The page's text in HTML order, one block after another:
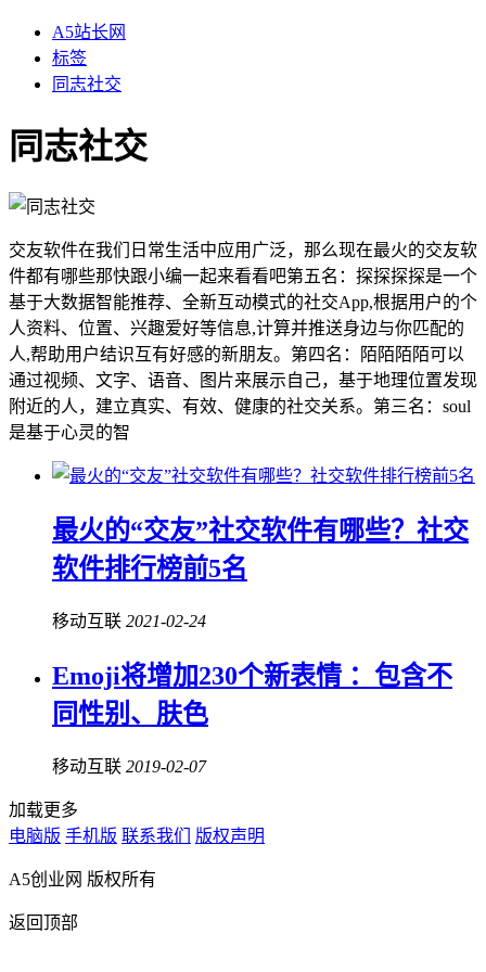
A5站长网
标签
同志社交
同志社交
交友软件在我们日常生活中应用广泛，那么现在最火的交友软
件都有哪些那快跟小编一起来看看吧第五名：探探探探是一个
基于大数据智能推荐、全新互动模式的社交App,根据用户的个
人资料、位置、兴趣爱好等信息,计算并推送身边与你匹配的
人,帮助用户结识互有好感的新朋友。第四名：陌陌陌陌可以
通过视频、文字、语音、图片来展示自己，基于地理位置发现
附近的人，建立真实、有效、健康的社交关系。第三名：soul
是基于心灵的智
最火的“交友”社交软件有哪些？社交
软件排行榜前5名
移动互联 2021-02-24
Emoji将增加230个新表情 ：包含不
同性别、肤色
移动互联 2019-02-07
加载更多
电脑版 手机版 联系我们 版权声明
A5创业网 版权所有
返回顶部